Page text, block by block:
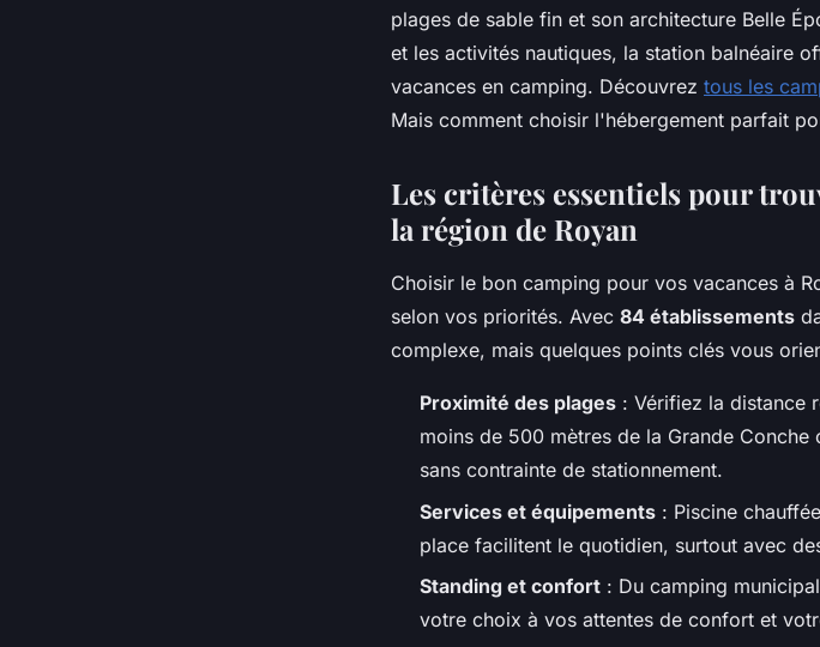
plages de sable fin et son architecture Belle
et les activités nautiques, la station balnéaire
vacances en camping. Découvrez tous les
Mais comment choisir l'hébergement parfait
Les critères essentiels pour
la région de Royan
Choisir le bon camping pour vos vacances à
selon vos priorités. Avec 84 établissements
complexe, mais quelques points clés vous
Proximité des plages : Vérifiez la distance
moins de 500 mètres de la Grande
sans contrainte de stationnement.
Services et équipements : Piscine
place facilitent le quotidien, surtout avec
Standing et confort : Du camping
votre choix à vos attentes de confort et